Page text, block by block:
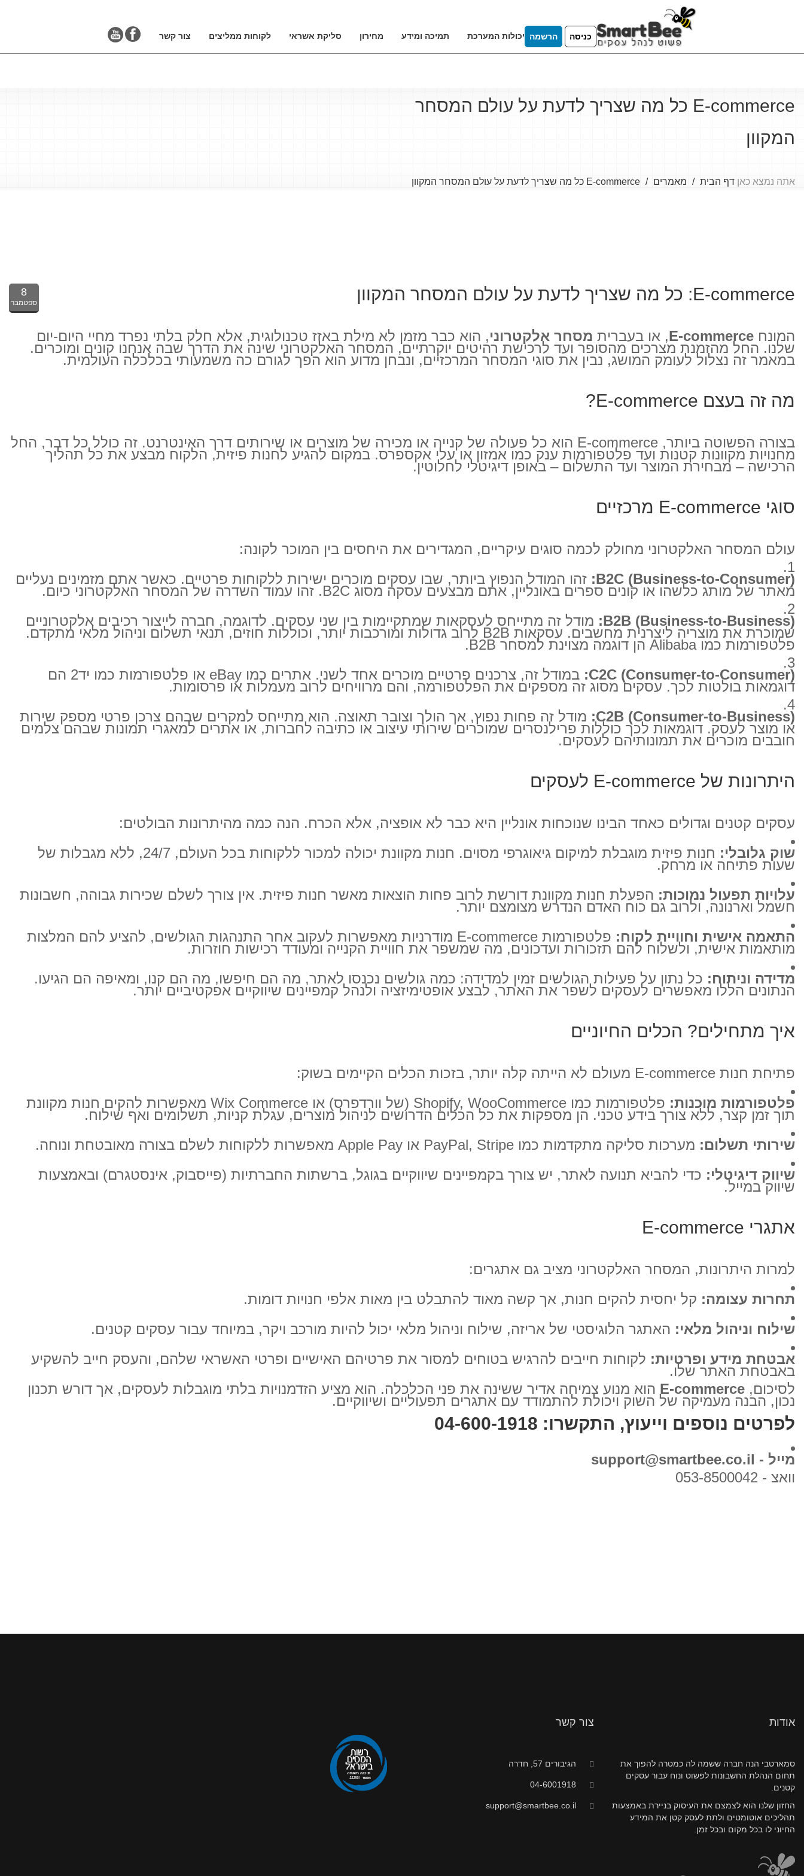
כניסה הרשמה יכולות המערכת תמיכה ומידע מחירון סליקת אשראי לקוחות ממליצים צור קשר
E-commerce כל מה שצריך לדעת על עולם המסחר
המקוון
אתה נמצא כאן דף הבית מאמרים E-commerce כל מה שצריך לדעת על עולם המסחר המקוון
8
ספטמבר E-commerce: כל מה שצריך לדעת על עולם המסחר המקוון
המונח E-commerce, או בעברית מסחר אלקטרוני, הוא כבר מזמן לא מילת באזז טכנולוגית, אלא חלק בלתי נפרד מחיי היום-יום
שלנו. החל מהזמנת מצרכים מהסופר ועד לרכישת רהיטים יוקרתיים, המסחר האלקטרוני שינה את הדרך שבה אנחנו קונים ומוכרים.
במאמר זה נצלול לעומק המושג, נבין את סוגי המסחר המרכזיים, ונבחן מדוע הוא הפך לגורם כה משמעותי בכלכלה העולמית.
מה זה בעצם E-commerce?
בצורה הפשוטה ביותר, E-commerce הוא כל פעולה של קנייה או מכירה של מוצרים או שירותים דרך האינטרנט. זה כולל כל דבר, החל
מחנויות מקוונות קטנות ועד פלטפורמות ענק כמו אמזון או עלי אקספרס. במקום להגיע לחנות פיזית, הלקוח מבצע את כל תהליך
הרכישה – מבחירת המוצר ועד התשלום – באופן דיגיטלי לחלוטין.
סוגי E-commerce מרכזיים
עולם המסחר האלקטרוני מחולק לכמה סוגים עיקריים, המגדירים את היחסים בין המוכר לקונה:
B2C (Business-to-Consumer): זהו המודל הנפוץ ביותר, שבו עסקים מוכרים ישירות ללקוחות פרטיים. כאשר אתם מזמינים נעליים
מאתר של מותג כלשהו או קונים ספרים באונליין, אתם מבצעים עסקה מסוג B2C. זהו עמוד השדרה של המסחר האלקטרוני כיום.
B2B (Business-to-Business):
מודל זה מתייחס לעסקאות שמתקיימות בין שני עסקים. לדוגמה, חברה לייצור רכיבים אלקטרוניים
שמוכרת את מוצריה ליצרנית מחשבים. עסקאות B2B לרוב גדולות ומורכבות יותר, וכוללות חוזים, תנאי תשלום וניהול מלאי מתקדם.
פלטפורמות כמו Alibaba הן דוגמה מצוינת למסחר B2B.
C2C (Consumer-to-Consumer):
במודל זה, צרכנים פרטיים מוכרים אחד לשני. אתרים כמו eBay או פלטפורמות כמו יד2 הם
דוגמאות בולטות לכך. עסקים מסוג זה מספקים את הפלטפורמה, והם מרוויחים לרוב מעמלות או פרסומות.
C2B (Consumer-to-Business):
מודל זה פחות נפוץ, אך הולך וצובר תאוצה. הוא מתייחס למקרים שבהם צרכן פרטי מספק שירות
או מוצר לעסק. דוגמאות לכך כוללות פרילנסרים שמוכרים שירותי עיצוב או כתיבה לחברות, או אתרים למאגרי תמונות שבהם צלמים
חובבים מוכרים את תמונותיהם לעסקים.
היתרונות של E-commerce לעסקים
עסקים קטנים וגדולים כאחד הבינו שנוכחות אונליין היא כבר לא אופציה, אלא הכרח. הנה כמה מהיתרונות הבולטים:
שוק גלובלי:
חנות פיזית מוגבלת למיקום גיאוגרפי מסוים. חנות מקוונת יכולה למכור ללקוחות בכל העולם, 24/7, ללא מגבלות של
שעות פתיחה או מרחק.
עלויות תפעול נמוכות: הפעלת חנות מקוונת דורשת לרוב פחות הוצאות מאשר חנות פיזית. אין צורך לשלם שכירות גבוהה, חשבונות
חשמל וארנונה, ולרוב גם כוח האדם הנדרש מצומצם יותר.
התאמה אישית וחוויית לקוח:
פלטפורמות E-commerce מודרניות מאפשרות לעקוב אחר התנהגות הגולשים, להציע להם המלצות
מותאמות אישית, ולשלוח להם תזכורות ועדכונים, מה שמשפר את חוויית הקנייה ומעודד רכישות חוזרות.
מדידה וניתוח: כל נתון על פעילות הגולשים זמין למדידה: כמה גולשים נכנסו לאתר, מה הם חיפשו, מה הם קנו, ומאיפה הם הגיעו.
הנתונים הללו מאפשרים לעסקים לשפר את האתר, לבצע אופטימיזציה ולנהל קמפיינים שיווקיים אפקטיביים יותר.
איך מתחילים? הכלים החיוניים
פתיחת חנות E-commerce מעולם לא הייתה קלה יותר, בזכות הכלים הקיימים בשוק:
פלטפורמות מוכנות:
פלטפורמות כמו Shopify, WooCommerce (של וורדפרס) או Wix Commerce מאפשרות להקים חנות מקוונת
תוך זמן קצר, ללא צורך בידע טכני. הן מספקות את כל הכלים הדרושים לניהול מוצרים, עגלת קניות, תשלומים ואף שילוח.
שירותי תשלום: מערכות סליקה מתקדמות כמו PayPal, Stripe או Apple Pay מאפשרות ללקוחות לשלם בצורה מאובטחת ונוחה.
שיווק דיגיטלי: כדי להביא תנועה לאתר, יש צורך בקמפיינים שיווקיים בגוגל, ברשתות החברתיות (פייסבוק, אינסטגרם) ובאמצעות
שיווק במייל.
אתגרי E-commerce
למרות היתרונות, המסחר האלקטרוני מציב גם אתגרים:
תחרות עצומה: קל יחסית להקים חנות, אך קשה מאוד להתבלט בין מאות אלפי חנויות דומות.
שילוח וניהול מלאי: האתגר הלוגיסטי של אריזה, שילוח וניהול מלאי יכול להיות מורכב ויקר, במיוחד עבור עסקים קטנים.
אבטחת מידע ופרטיות: לקוחות חייבים להרגיש בטוחים למסור את פרטיהם האישיים ופרטי האשראי שלהם, והעסק חייב להשקיע
באבטחת האתר שלו.
לסיכום, E-commerce הוא מנוע צמיחה אדיר ששינה את פני הכלכלה. הוא מציע הזדמנויות בלתי מוגבלות לעסקים, אך דורש תכנון
נכון, הבנה מעמיקה של השוק ויכולת להתמודד עם אתגרים תפעוליים ושיווקיים.
לפרטים נוספים וייעוץ, התקשרו: 04-600-1918
מייל - support@smartbee.co.il
וואצ - 053-8500042
אודות
סמארטבי הנה חברה ששמה לה כמטרה להפוך את
תחום הנהלת החשבונות לפשוט ונוח עבור עסקים
קטנים.
החזון שלנו הוא לצמצם את העיסוק בניירת באמצעות
תהליכים אוטומטים ולתת לעסק קטן את המידע
החיוני לו בכל מקום ובכל זמן.
צור קשר
הגיבורים 57, חדרה
04-6001918
support@smartbee.co.il